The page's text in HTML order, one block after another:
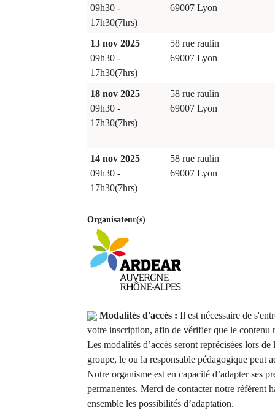
09h30 -
17h30(7hrs)
69007 Lyon
13 nov 2025
09h30 -
17h30(7hrs)
58 rue raulin
69007 Lyon
18 nov 2025
09h30 -
17h30(7hrs)
58 rue raulin
69007 Lyon
14 nov 2025
09h30 -
17h30(7hrs)
58 rue raulin
69007 Lyon
Organisateur(s)
Modalités d'accès : Il est nécessaire de
votre inscription, afin de vérifier que le contenu
Les modalités d’accès seront reprécisées lors
groupe, le ou la responsable pédagogique peut
Notre organisme est en capacité d’adapter ses
permanentes. Merci de contacter notre référent
ensemble les possibilités d’adaptation.